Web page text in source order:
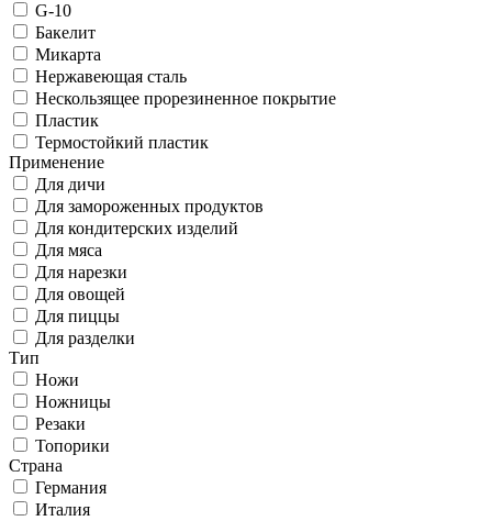
G-10
Бакелит
Микарта
Нержавеющая сталь
Нескользящее прорезиненное покрытие
Пластик
Термостойкий пластик
Применение
Для дичи
Для замороженных продуктов
Для кондитерских изделий
Для мяса
Для нарезки
Для овощей
Для пиццы
Для разделки
Тип
Ножи
Ножницы
Резаки
Топорики
Страна
Германия
Италия